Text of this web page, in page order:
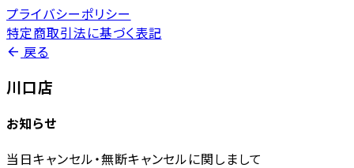
プライバシーポリシー
特定商取引法に基づく表記
arrow_back 戻る
川口店
お知らせ
当日キャンセル・無断キャンセルに関しまして